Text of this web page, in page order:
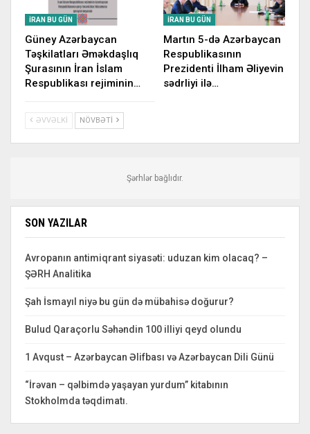
İRAN BU GÜN
Güney Azərbaycan
Təşkilatları Əməkdaşlıq
Şurasının İran İslam
Respublikası rejiminin…
İRAN BU GÜN
Martın 5-də Azərbaycan
Respublikasının
Prezidenti İlham Əliyevin
sədrliyi ilə…
ƏVVƏLKI NÖVBƏTI
Şərhlər bağlıdır.
SON YAZILAR
Avropanın antimiqrant siyasəti: uduzan kim olacaq? –
ŞƏRH Analitika
Şah İsmayıl niyə bu gün də mübahisə doğurur?
Bulud Qaraçorlu Səhəndin 100 illiyi qeyd olundu
1 Avqust – Azərbaycan Əlifbası və Azərbaycan Dili Günü
“İrəvan – qəlbimdə yaşayan yurdum” kitabının
Stokholmda təqdimatı.